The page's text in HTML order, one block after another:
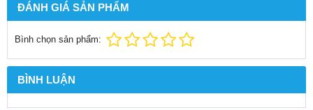
ĐÁNH GIÁ SẢN PHẨM
Bình chọn sản phẩm:
BÌNH LUẬN